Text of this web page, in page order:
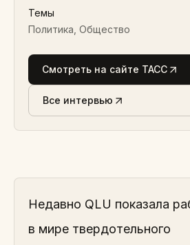
Темы
Политика, Общество
Смотреть на сайте ТАСС
Все интервью
Недавно QLU показала
в мире твердотельного